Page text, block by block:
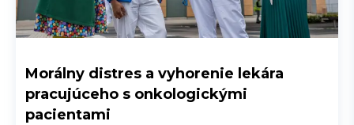
Morálny distres a vyhorenie lekára
pracujúceho s onkologickými
pacientami